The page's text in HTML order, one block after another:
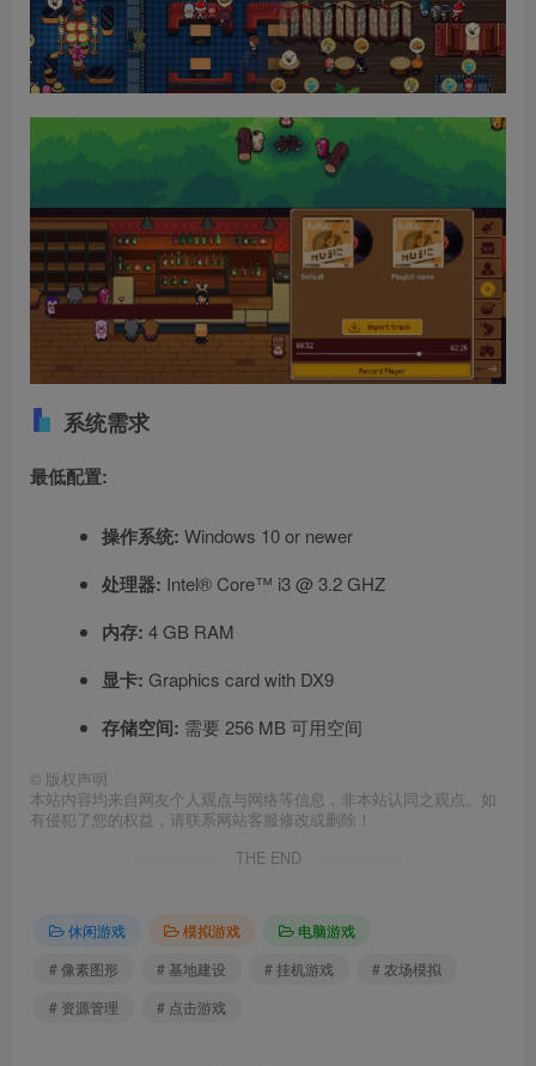
系统需求
最低配置:
操作系统: Windows 10 or newer
处理器: Intel® Core™ i3 @ 3.2 GHZ
内存: 4 GB RAM
显卡: Graphics card with DX9
存储空间: 需要 256 MB 可用空间
© 版权声明
本站内容均来自网友个人观点与网络等信息，非本站认同之观点。如
有侵犯了您的权益，请联系网站客服修改或删除！
THE END
休闲游戏 模拟游戏
电脑游戏
# 像素图形
# 基地建设 # 挂机游戏
# 农场模拟
# 资源管理
# 点击游戏